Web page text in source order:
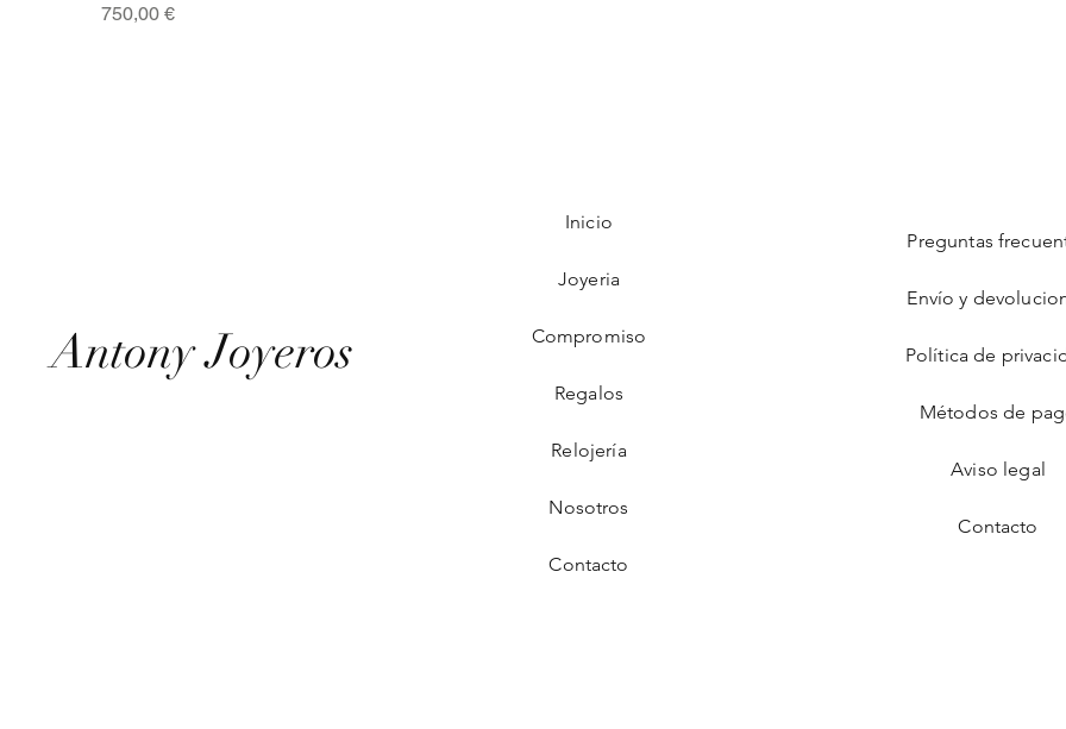
Precio
750,00 €
Antony Joyeros
Inicio
Joyeria
Compromiso
Regalos
Relojería
Nosotros
Contacto
Preguntas
Envío y
Política de
Métodos de
Aviso legal
Contacto